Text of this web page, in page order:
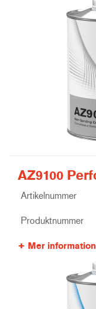
AZ9100
Artikelnummer
Produktnummer
Mer information